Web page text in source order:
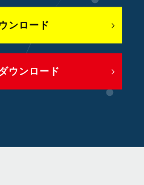
ンロード
ウンロード